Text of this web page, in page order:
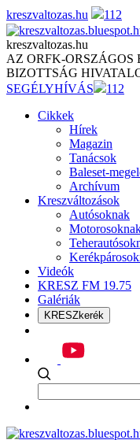
Skip
to
content
kreszvaltozas.hu 112
kreszvaltozas.hu
AZ ORFK-ORSZÁGOS
BIZOTTSÁG
SEGÉLYHÍVÁS
112
Cikkek
Hírek
Magazin
Tanácsok
Baleset-
Archívum
Kreszváltozások
Autósoknak
Videók
KRESZ FM 19.75
Galériák
KRESZkerék